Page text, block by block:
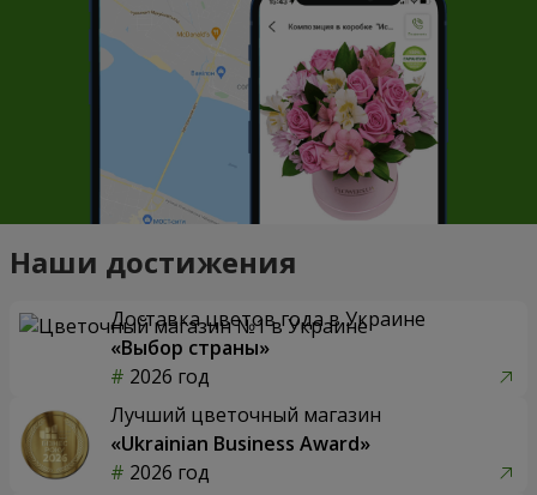
Наши достижения
Доставка цветов года в Украине
«Выбор страны»
2026 год
Лучший цветочный магазин
«Ukrainian Business Award»
2026 год